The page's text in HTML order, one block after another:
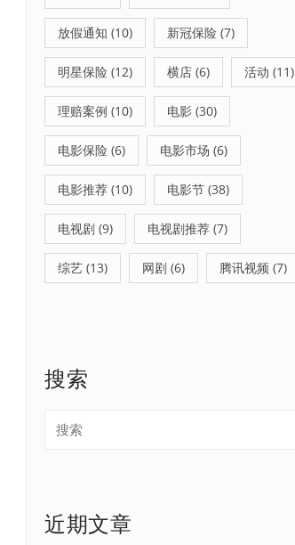
放假通知 (10) 新冠保险 (7)
明星保险 (12) 横店 (6) 活动 (11)
理赔案例 (10) 电影 (30)
电影保险 (6) 电影市场 (6)
电影推荐 (10) 电影节 (38)
电视剧 (9) 电视剧推荐 (7)
综艺 (13) 网剧 (6) 腾讯视频 (7)
搜索
近期文章